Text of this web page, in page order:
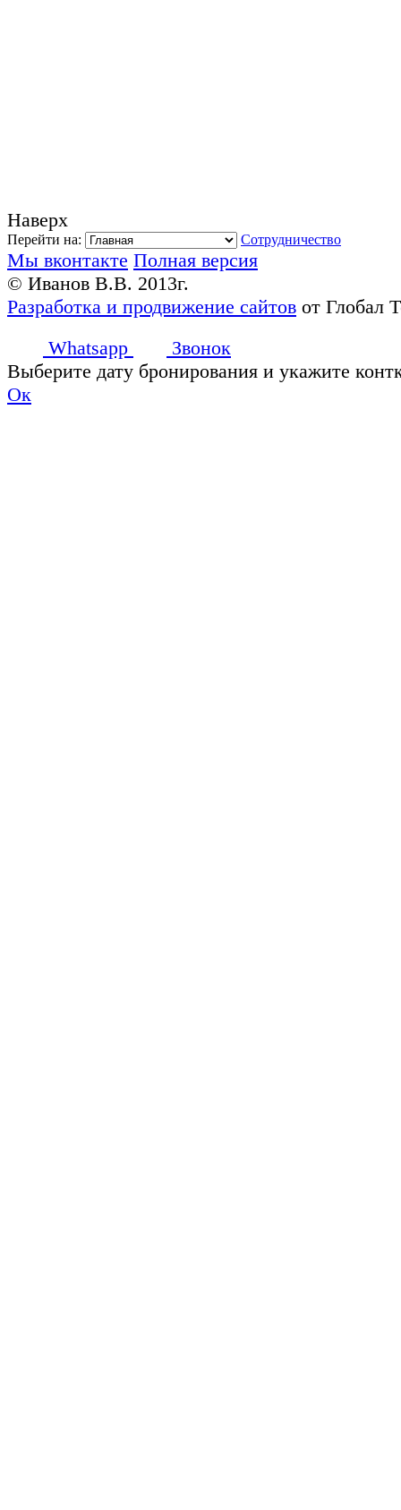
Наверх
Перейти на: Сотрудничество
Мы вконтакте Полная версия
© Иванов В.В. 2013г.
Разработка и продвижение сайтов от Глобал
Whatsapp
Звонок
Выберите дату бронирования и укажите
Ок